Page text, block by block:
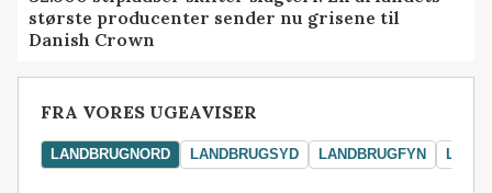
største producenter sender nu grisene til
Danish Crown
FRA VORES UGEAVISER
LANDBRUGNORD LANDBRUGSYD LANDBRUGFYN